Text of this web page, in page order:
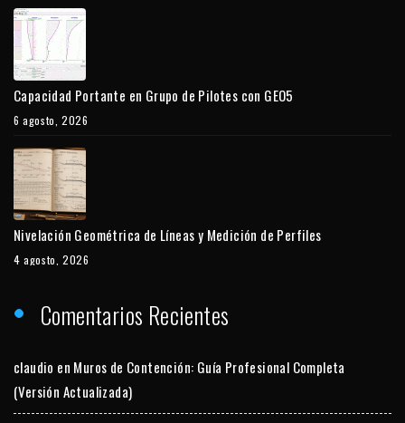
Capacidad Portante en Grupo de Pilotes con GEO5
6 agosto, 2026
Nivelación Geométrica de Líneas y Medición de Perfiles
4 agosto, 2026
Comentarios Recientes
claudio en Muros de Contención: Guía Profesional Completa
(Versión Actualizada)